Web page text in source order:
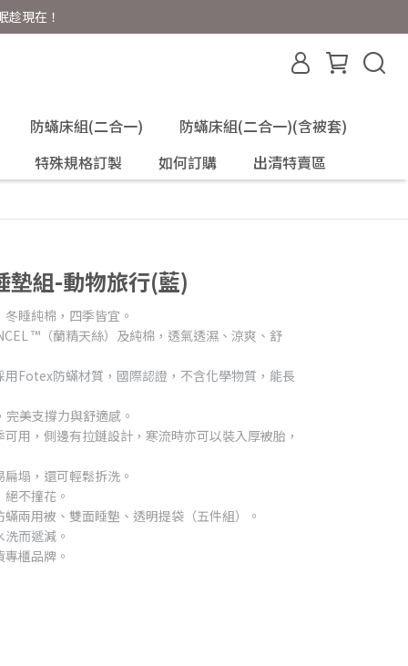
趁現在！
防蟎床組(二合一)
防蟎床組(二合一)(含被套)
特殊規格訂製
如何訂購 出清特賣區
墊組-動物旅行(藍)
睡純棉，四季皆宜。
™（蘭精天絲）及純棉，透氣透濕、涼爽、舒
Fotex防蟎材質，國際認證，不含化學物質，能長
美支撐力與舒適感。
用，側邊有拉鏈設計，寒流時亦可以裝入厚被胎，
塌，還可輕鬆拆洗。
不撞花。
兩用被、雙面睡墊、透明提袋（五件組）。
而遞減。
櫃品牌。